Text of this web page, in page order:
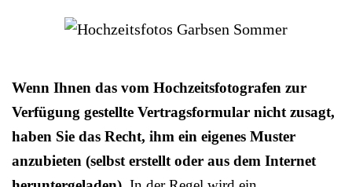
Wenn Ihnen das vom Hochzeitsfotografen zur
Verfügung gestellte Vertragsformular nicht zusagt,
haben Sie das Recht, ihm ein eigenes Muster
anzubieten (selbst erstellt oder aus dem Internet